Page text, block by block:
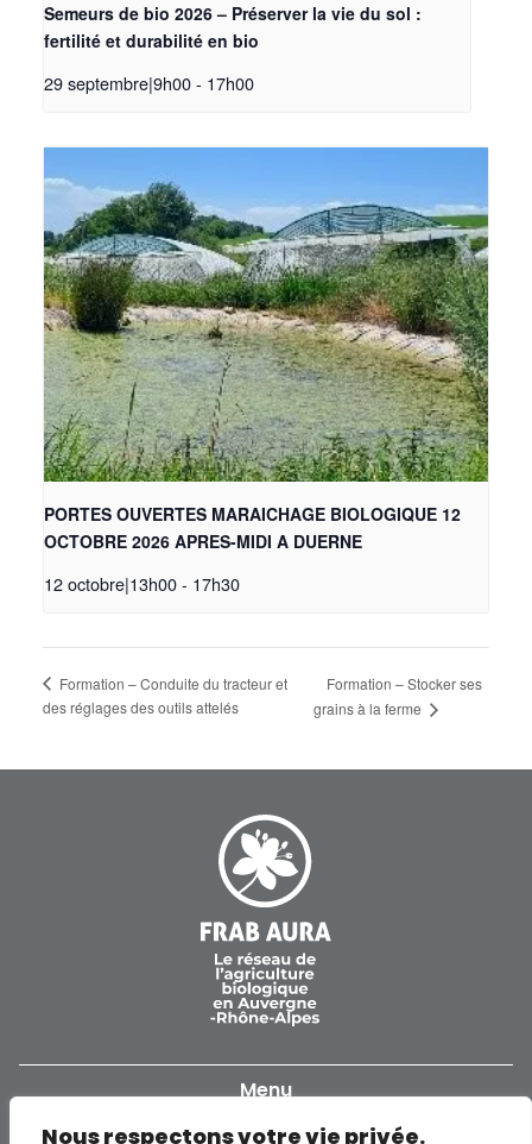
Nous respectons votre vie privée.
Semeurs de bio 2026 – Préserver la vie du sol :
fertilité et durabilité en bio
29 septembre|9h00- 17h00
PORTES OUVERTES MARAICHAGE BIOLOGIQUE 12
OCTOBRE 2026 APRES-MIDI A DUERNE
12 octobre|13h00- 17h30
Formation – Conduite du tracteur et
des réglages des outils attelés
Formation – Stocker ses
grains à la ferme
Menu